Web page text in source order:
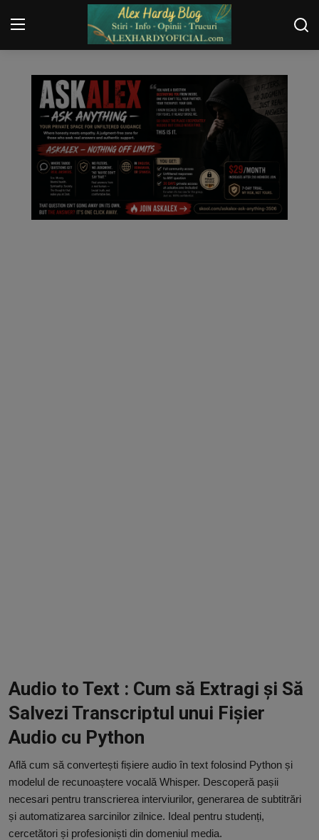
Login Register
Contact
Guest Post
Guest Post
ChatGPT: Cel mai avansat chatbot AI
Aliexpress
Audio to Text : Cum să Extragi și Să
Salvezi Transcriptul unui Fișier
Audio cu Python
Află cum să convertești fișiere audio în text folosind Python și
modelul de recunoaștere vocală Whisper. Descoperă pașii
necesari pentru transcrierea interviurilor, generarea de subtitrări
și automatizarea sarcinilor zilnice. Ideal pentru studenți,
cercetători și profesioniști din domeniul media.